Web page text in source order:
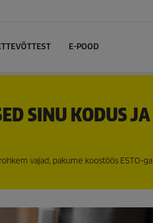
E-POOD
SINU KODUS JA
vajad, pakume koostöös ESTO-ga